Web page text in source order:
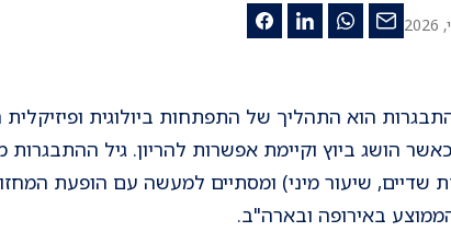
הוא התהליך של התפתחות ביולוגית
הושג ביוץ וקיימת אפשרות להריון. גיל ההתבגרות
באירופה ובארה"ב.